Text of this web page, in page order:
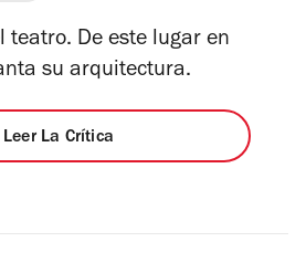
estrellas
teatro. De este lugar en
su arquitectura.
Leer La Crítica